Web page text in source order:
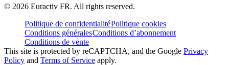
© 2026 Euractiv FR. All rights reserved.
Politique de confidentialitéPolitique cookies
Conditions généralesConditions d’abonnement
Conditions de vente
This site is protected by reCAPTCHA, and the Google Privacy
Policy and Terms of Service apply.